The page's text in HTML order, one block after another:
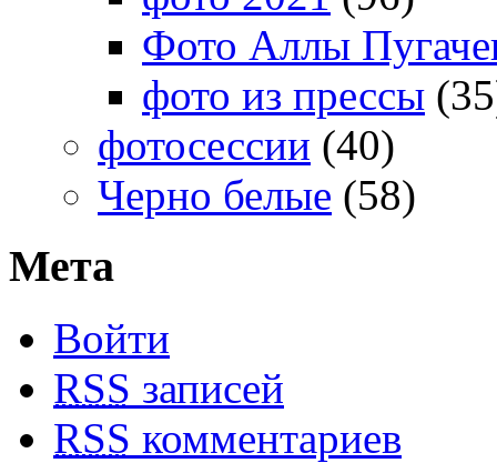
Фото Аллы
фото из прессы
фотосессии (40)
Черно белые (58)
Мета
Войти
RSS записей
RSS комментариев